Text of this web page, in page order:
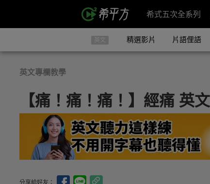
希式五次全系列
英文 精選影片 片語俚語
英文專欄教學
【痛！痛！痛！】經痛 英
分享給好友：